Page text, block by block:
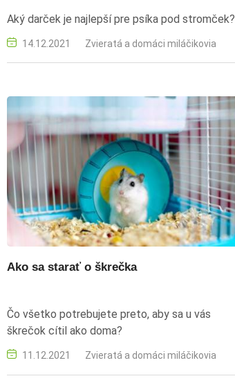
Aký darček je najlepší pre psíka pod stromček?
14.12.2021 Zvieratá a domáci miláčikovia
Ako sa starať o škrečka
Čo všetko potrebujete preto, aby sa u vás
škrečok cítil ako doma?
11.12.2021 Zvieratá a domáci miláčikovia